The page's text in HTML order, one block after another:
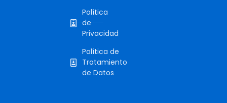
Política
de
Privacidad
Política de
Tratamiento
de Datos